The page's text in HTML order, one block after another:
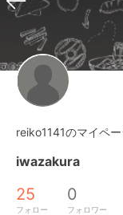
reiko1141のマイペー
iwazakura
25
フォロー
0
フォロワー